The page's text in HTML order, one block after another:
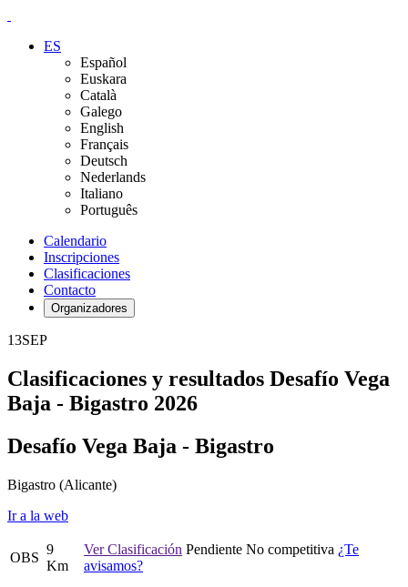
ES
Español
Euskara
Català
Galego
English
Français
Deutsch
Nederlands
Italiano
Português
Calendario
Inscripciones
Clasificaciones
Contacto
Organizadores
13SEP
Clasificaciones y resultados Desafío Vega
Baja - Bigastro 2026
Desafío Vega Baja - Bigastro
Bigastro (Alicante)
Ir a la web
OBS
9
Km
Ver Clasificación Pendiente No competitiva ¿Te
avisamos?